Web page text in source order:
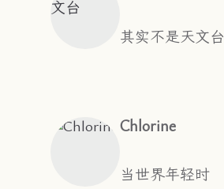
其实不是天文台
Chlorine
当世界年轻时